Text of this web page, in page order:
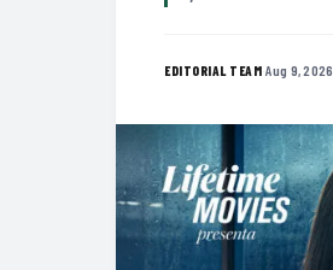
EDITORIAL TEAM·Aug 9, 2026